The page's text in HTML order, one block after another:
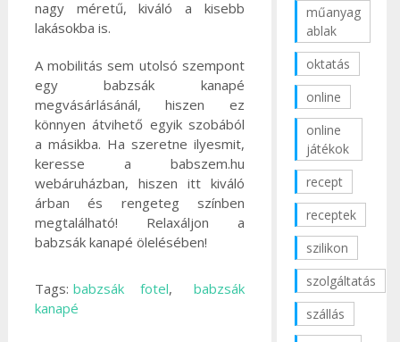
nagy méretű, kiváló a kisebb
lakásokba is.
A mobilitás sem utolsó szempont
egy babzsák kanapé
megvásárlásánál, hiszen ez
könnyen átvihető egyik szobából
a másikba. Ha szeretne ilyesmit,
keresse a babszem.hu
webáruházban, hiszen itt kiváló
árban és rengeteg színben
megtalálható! Relaxáljon a
babzsák kanapé ölelésében!
Tags: babzsák fotel,
babzsák
kanapé
műanyag
ablak
oktatás
online
online
játékok
recept
receptek
szilikon
szolgáltatás
szállás